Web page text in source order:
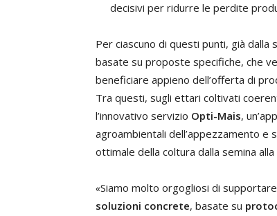
decisivi per ridurre le perdite
Per ciascuno di questi punti, già
basate su proposte specifiche, che
beneficiare appieno dell’offerta di
Tra questi, sugli ettari coltivati
l’innovativo servizio Opti-Mais,
agroambientali dell’appezzamento e
ottimale della coltura dalla semina alla
«Siamo molto orgogliosi di
soluzioni concrete, basate su